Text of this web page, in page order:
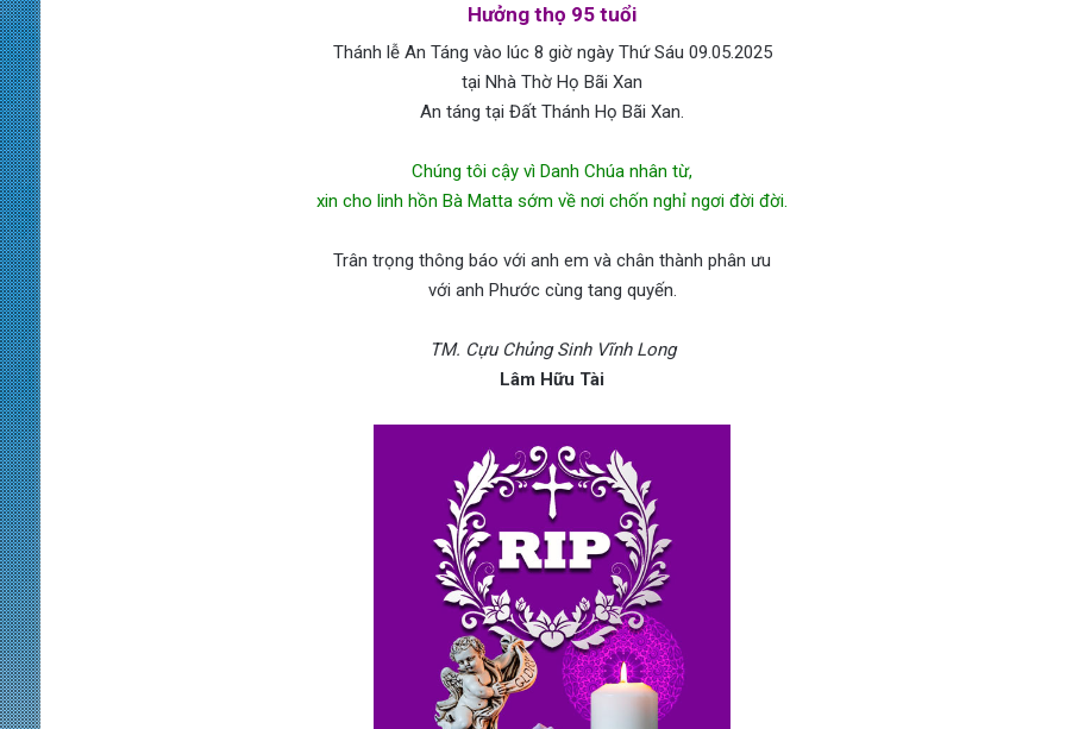
Hưởng thọ 95 tuổi
Thánh lễ An Táng vào lúc 8 giờ ngày Thứ Sáu 09.05.2025
tại Nhà Thờ Họ Bãi Xan
An táng tại Đất Thánh Họ Bãi Xan.
Chúng tôi cậy vì Danh Chúa nhân từ,
xin cho linh hồn Bà Matta sớm về nơi chốn nghỉ ngơi đời đời.
Trân trọng thông báo với anh em và chân thành phân ưu
với anh Phước cùng tang quyến.
TM. Cựu Chủng Sinh Vĩnh Long
Lâm Hữu Tài